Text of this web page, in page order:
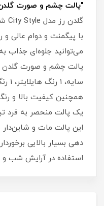
"پالت چشم و صورت
با پیگمنت و دوام عالی
می‌توانید جلوه‌ای
همچنین کیفیت بالا و
این پالت مات و
دهی بسیار بالایی
استفاده در آرایش شب